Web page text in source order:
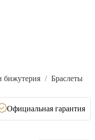
бижутерия Браслеты
Официальная гарантия